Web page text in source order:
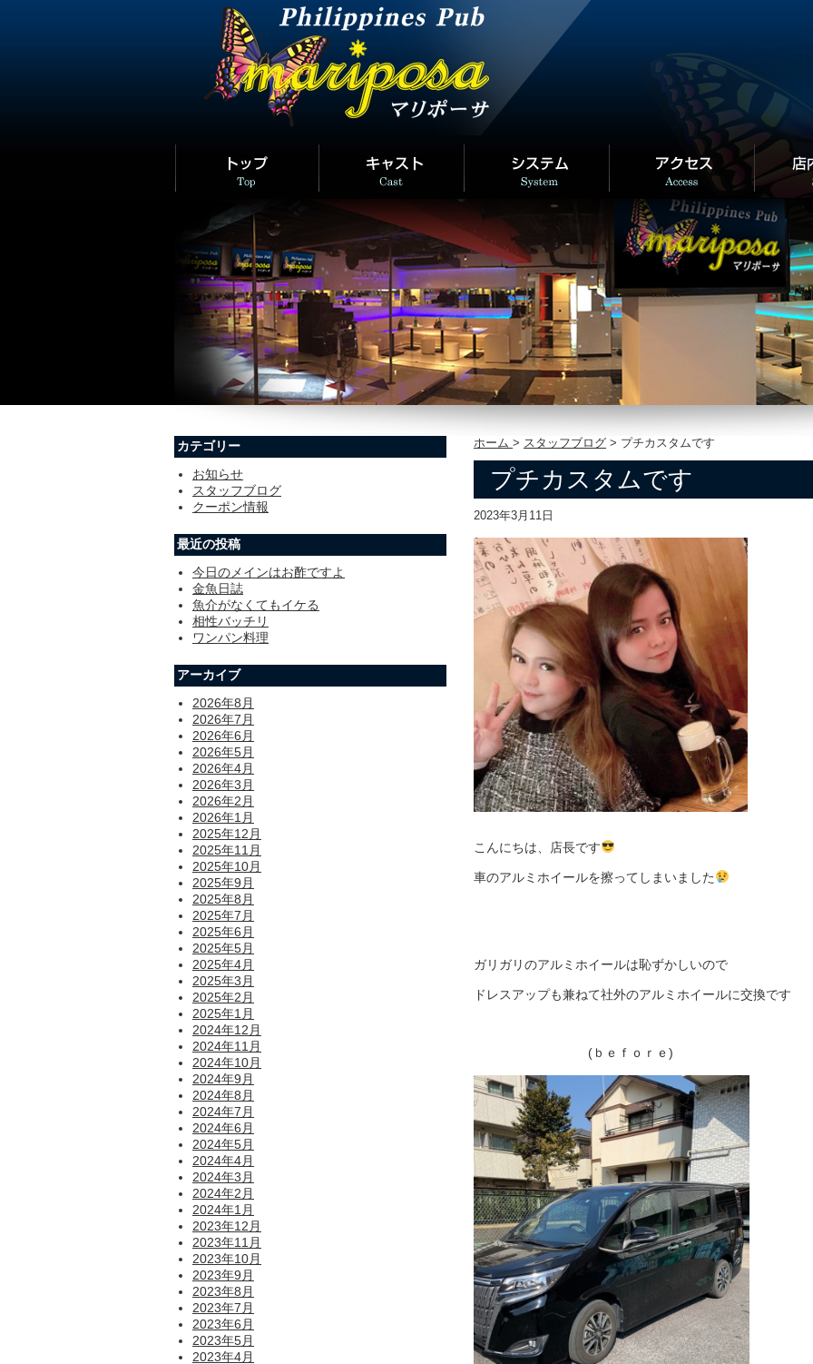
ホーム > スタッフブログ > プチカスタムです
プチカスタムです
2023年3月11日
こんにちは、店長です
車のアルミホイールを擦ってしまいました
ガリガリのアルミホイールは恥ずかしいので
ドレスアップも兼ねて社外のアルミホイールに交換です
(ｂｅｆｏｒｅ) (ａｆ
カテゴリー
お知らせ
スタッフブログ
クーポン情報
最近の投稿
今日のメインはお酢ですよ
金魚日誌
魚介がなくてもイケる
相性バッチリ
ワンパン料理
アーカイブ
2026年8月
2026年7月
2026年6月
2026年5月
2026年4月
2026年3月
2026年2月
2026年1月
2025年12月
2025年11月
2025年10月
2025年9月
2025年8月
2025年7月
2025年6月
2025年5月
2025年4月
2025年3月
2025年2月
2025年1月
2024年12月
2024年11月
2024年10月
2024年9月
2024年8月
2024年7月
2024年6月
2024年5月
2024年4月
2024年3月
2024年2月
2024年1月
2023年12月
2023年11月
2023年10月
2023年9月
2023年8月
2023年7月
2023年6月
2023年5月
2023年4月